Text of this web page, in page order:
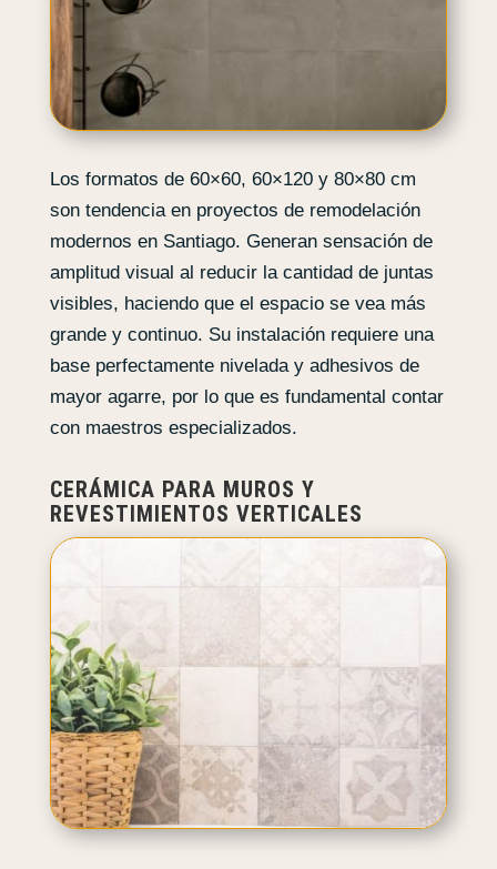
Los formatos de 60×60, 60×120 y 80×80 cm
son tendencia en proyectos de remodelación
modernos en Santiago. Generan sensación de
amplitud visual al reducir la cantidad de juntas
visibles, haciendo que el espacio se vea más
grande y continuo. Su instalación requiere una
base perfectamente nivelada y adhesivos de
mayor agarre, por lo que es fundamental contar
con maestros especializados.
CERÁMICA PARA MUROS Y
REVESTIMIENTOS VERTICALES